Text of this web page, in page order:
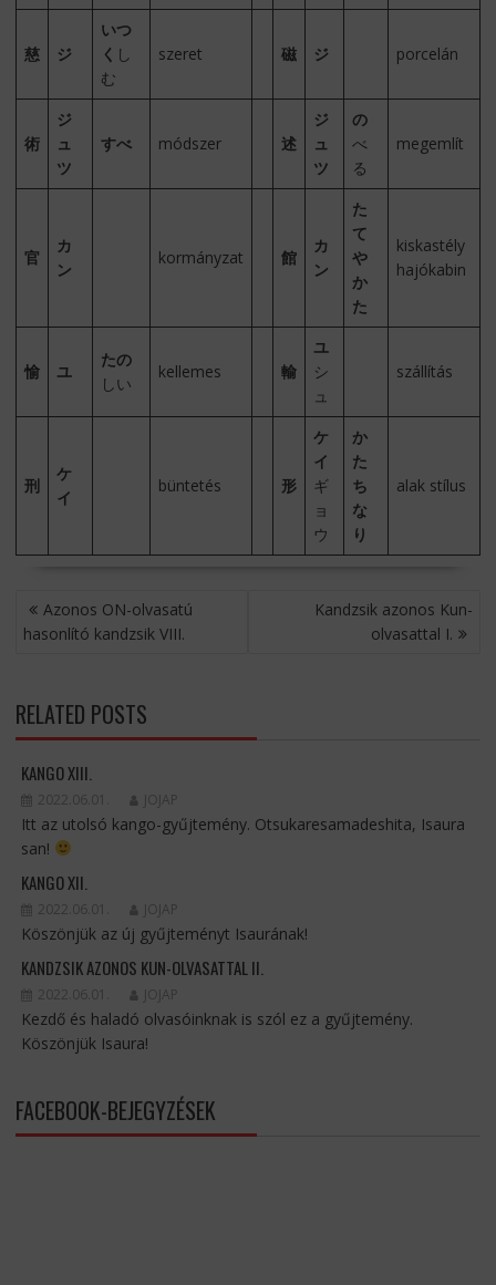
慈 ジ
いつ
く し
む
szeret 磁 ジ porcelán
術
ジ
ュ
ツ
すべ módszer 述
ジ
ュ
ツ
の
べ
る
megemlít
官
カ
ン
kormányzat 館
カ
ン
た
て
や
か
た
kiskastély
hajókabin
愉 ユ
たの
しい
kellemes 輸
ユ
シ
ュ
szállítás
刑
ケ
イ
büntetés 形
ケ
イ
ギ
ョ
ウ
か
た
ち
な
り
alak stílus
BEJEGYZÉS
NAVIGÁCIÓ
Azonos ON-olvasatú
hasonlító kandzsik VIII.
Kandzsik azonos Kun-
olvasattal I.
RELATED POSTS
KANGO XIII.
2022.06.01. JOJAP
Itt az utolsó kango-gyűjtemény. Otsukaresamadeshita, Isaura
san!
KANGO XII.
2022.06.01. JOJAP
Köszönjük az új gyűjteményt Isaurának!
KANDZSIK AZONOS KUN-OLVASATTAL II.
2022.06.01. JOJAP
Kezdő és haladó olvasóinknak is szól ez a gyűjtemény.
Köszönjük Isaura!
FACEBOOK-BEJEGYZÉSEK